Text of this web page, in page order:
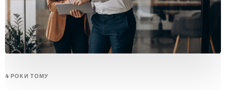
4 РОКИ ТОМУ